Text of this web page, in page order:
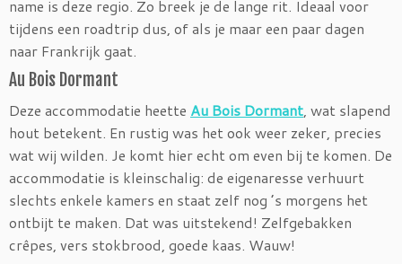
name is deze regio. Zo breek je de lange rit. Ideaal voor
tijdens een roadtrip dus, of als je maar een paar dagen
naar Frankrijk gaat.
Au Bois Dormant
Deze accommodatie heette Au Bois Dormant, wat slapend
hout betekent. En rustig was het ook weer zeker, precies
wat wij wilden. Je komt hier echt om even bij te komen. De
accommodatie is kleinschalig: de eigenaresse verhuurt
slechts enkele kamers en staat zelf nog ’s morgens het
ontbijt te maken. Dat was uitstekend! Zelfgebakken
crêpes, vers stokbrood, goede kaas. Wauw!